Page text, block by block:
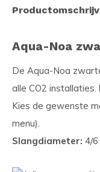
Aqua-Noa
De Aqua-Noa
alle CO2 installaties.
Kies de gewenste
menu).
Slangdiameter: 4/6